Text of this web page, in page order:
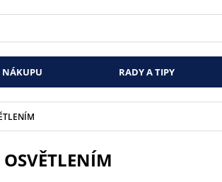
NÁKUPU RADY A TIPY